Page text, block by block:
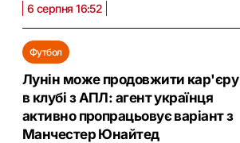
6 серпня 16:52
Футбол
Лунін може продовжити кар'єру
в клубі з АПЛ: агент українця
активно пропрацьовує варіант з
Манчестер Юнайтед